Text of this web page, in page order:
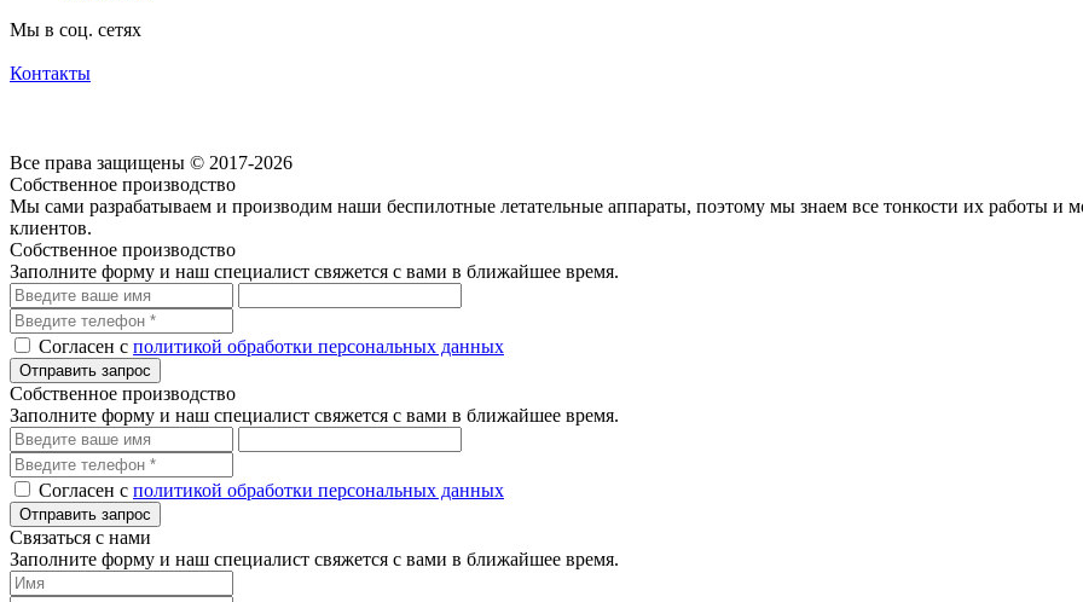
Мы в соц. сетях
Контакты
Все права защищены © 2017-2026
Собственное производство
Мы сами разрабатываем и производим наши беспилотные летательные аппараты, поэтому мы знаем все тонкости их работы и
клиентов.
Собственное производство
Заполните форму и наш специалист свяжется с вами в ближайшее время.
Согласен с политикой обработки персональных данных
Собственное производство
Заполните форму и наш специалист свяжется с вами в ближайшее время.
Согласен с политикой обработки персональных данных
Связаться с нами
Заполните форму и наш специалист свяжется с вами в ближайшее время.